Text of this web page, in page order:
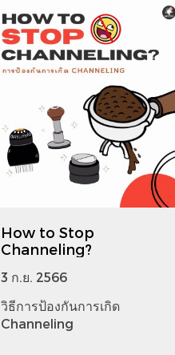
How to Stop
Channeling?
3 ก.ย. 2566
วิธีการป้องกันการเกิด
Channeling